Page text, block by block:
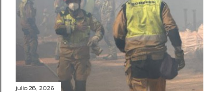
julio 28, 2026